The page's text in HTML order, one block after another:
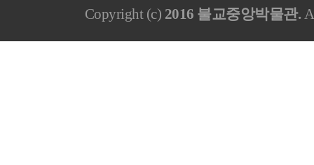
Copyright (c) 2016 불교중앙박물관.